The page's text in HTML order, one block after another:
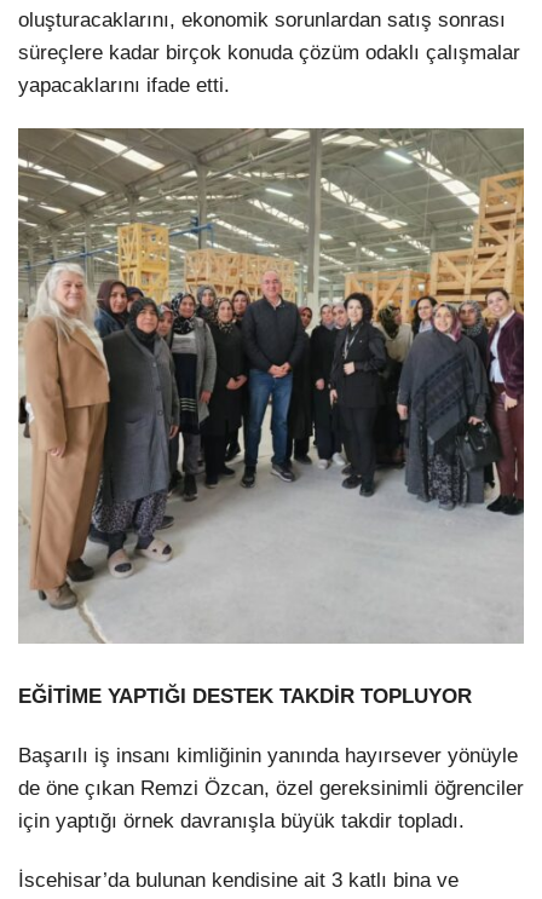
oluşturacaklarını, ekonomik sorunlardan satış sonrası
süreçlere kadar birçok konuda çözüm odaklı çalışmalar
yapacaklarını ifade etti.
EĞİTİME YAPTIĞI DESTEK TAKDİR TOPLUYOR
Başarılı iş insanı kimliğinin yanında hayırsever yönüyle
de öne çıkan Remzi Özcan, özel gereksinimli öğrenciler
için yaptığı örnek davranışla büyük takdir topladı.
İscehisar’da bulunan kendisine ait 3 katlı bina ve